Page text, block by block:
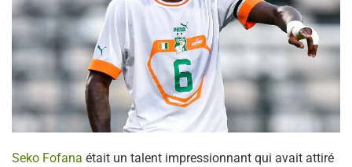
Seko Fofana était un talent impressionnant qui avait attiré